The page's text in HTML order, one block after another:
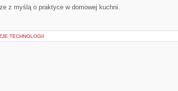
z myślą o praktyce w domowej kuchni.
TECHNOLOGII